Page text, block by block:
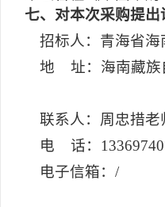
七、对本次采购提出
招标人：青海省
地 址：海南藏族
联系人：周忠措老
电 话：
电子信箱：/